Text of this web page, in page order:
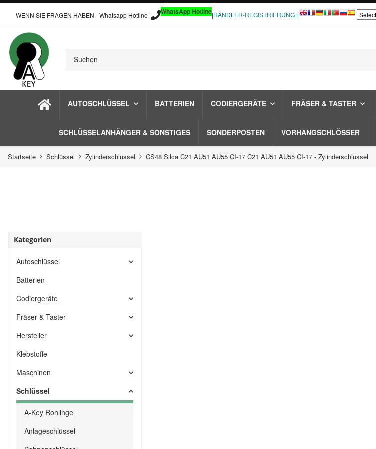
WENN SIE FRAGEN HABEN - Whatsapp Hotline | WhatsApp Hotline|HÄNDLER-REGISTRIERUNG |
AUTOSCHLÜSSEL BATTERIEN CODIERGERÄTE FRÄSER & TASTER
SCHLÜSSELANHÄNGER & SONSTIGES SONDERPOSTEN VORHANGSCHLÖSSER
Startseite Schlüssel Zylinderschlüssel CS48 Silca C21 AU51 AU55 CI-17 C21 AU51 AU55 CI-17 - Zylinderschlüssel
Kategorien
Autoschlüssel
Batterien
Codiergeräte
Fräser & Taster
Hersteller
Klebstoffe
Maschinen
Schlüssel
A-Key Rohlinge
Anlageschlüssel